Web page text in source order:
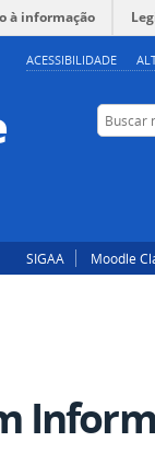
ACESSIBILIDADE
à informação
Buscar no
SIGAA Moodle